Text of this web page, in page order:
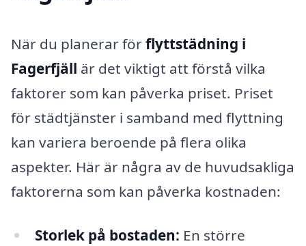
När du planerar förflyttstädning i
Fagerfjäll är det viktigt att förstå vilka
faktorer som kan påverka priset. Priset
för städtjänster i samband med flyttning
kan variera beroende på flera olika
aspekter. Här är några av de huvudsakliga
faktorerna som kan påverka kostnaden:
Storlek på bostaden: En större